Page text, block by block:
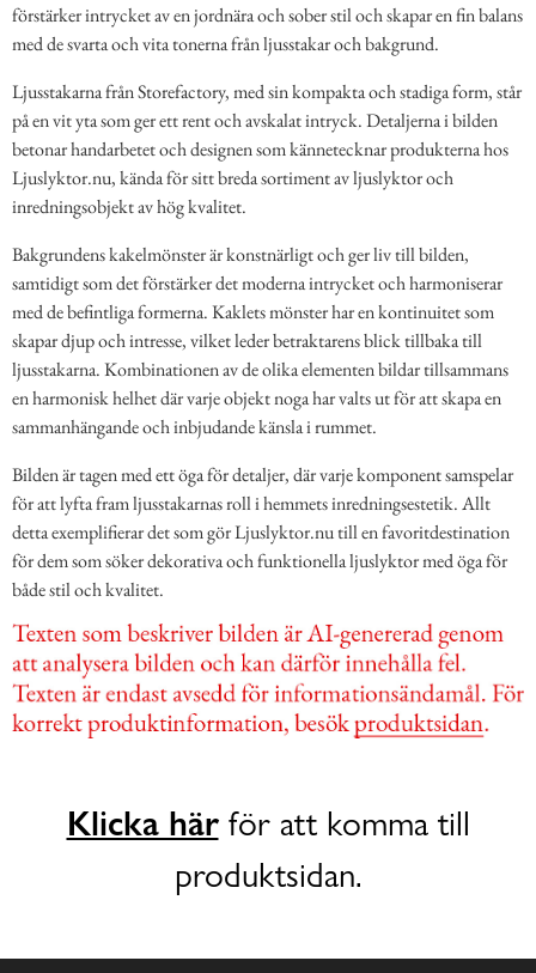
förstärker intrycket av en jordnära och sober stil och skapar en fin balans
med de svarta och vita tonerna från ljusstakar och bakgrund.
Ljusstakarna från Storefactory, med sin kompakta och stadiga form, står
på en vit yta som ger ett rent och avskalat intryck. Detaljerna i bilden
betonar handarbetet och designen som kännetecknar produkterna hos
Ljuslyktor.nu, kända för sitt breda sortiment av ljuslyktor och
inredningsobjekt av hög kvalitet.
Bakgrundens kakelmönster är konstnärligt och ger liv till bilden,
samtidigt som det förstärker det moderna intrycket och harmoniserar
med de befintliga formerna. Kaklets mönster har en kontinuitet som
skapar djup och intresse, vilket leder betraktarens blick tillbaka till
ljusstakarna. Kombinationen av de olika elementen bildar tillsammans
en harmonisk helhet där varje objekt noga har valts ut för att skapa en
sammanhängande och inbjudande känsla i rummet.
Bilden är tagen med ett öga för detaljer, där varje komponent samspelar
för att lyfta fram ljusstakarnas roll i hemmets inredningsestetik. Allt
detta exemplifierar det som gör Ljuslyktor.nu till en favoritdestination
för dem som söker dekorativa och funktionella ljuslyktor med öga för
både stil och kvalitet.
Klicka härför att komma till
produktsidan.